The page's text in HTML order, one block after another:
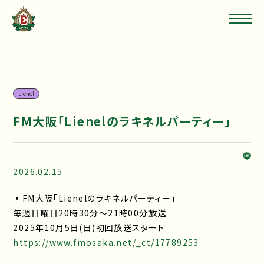
Lienel
FM大阪「Lienelのラキネルパーティー」
2026.02.15
▪FM大阪「Lienelのラキネルパーティー」
毎週日曜日20時30分～21時00分放送
2025年10月5日(日)初回放送スタート
https://www.fmosaka.net/_ct/17789253